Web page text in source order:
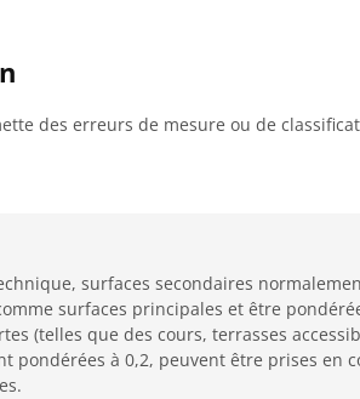
des erreurs de mesure ou de
surfaces secondaires
surfaces principales et être
(telles que des cours, terrasses
pondérées à 0,2, peuvent être prises en